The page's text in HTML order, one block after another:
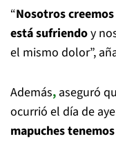
“Nosotros
está sufriendoy
el mismo dolor”,
Además, aseguró
ocurrió el día de
mapuches